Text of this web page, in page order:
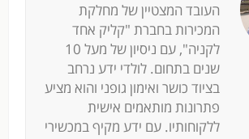
העובד המצטיין של מחלקת
המכירות בחברת "קליק אחד
לקניה", עם ניסיון של מעל 10
שנים בתחום. לולדי ידע נרחב
בציוד כושר ואימון גופני והוא מציע
פתרונות מותאמים אישית
ללקוחותיו. עם ידע מקיף במכשירי